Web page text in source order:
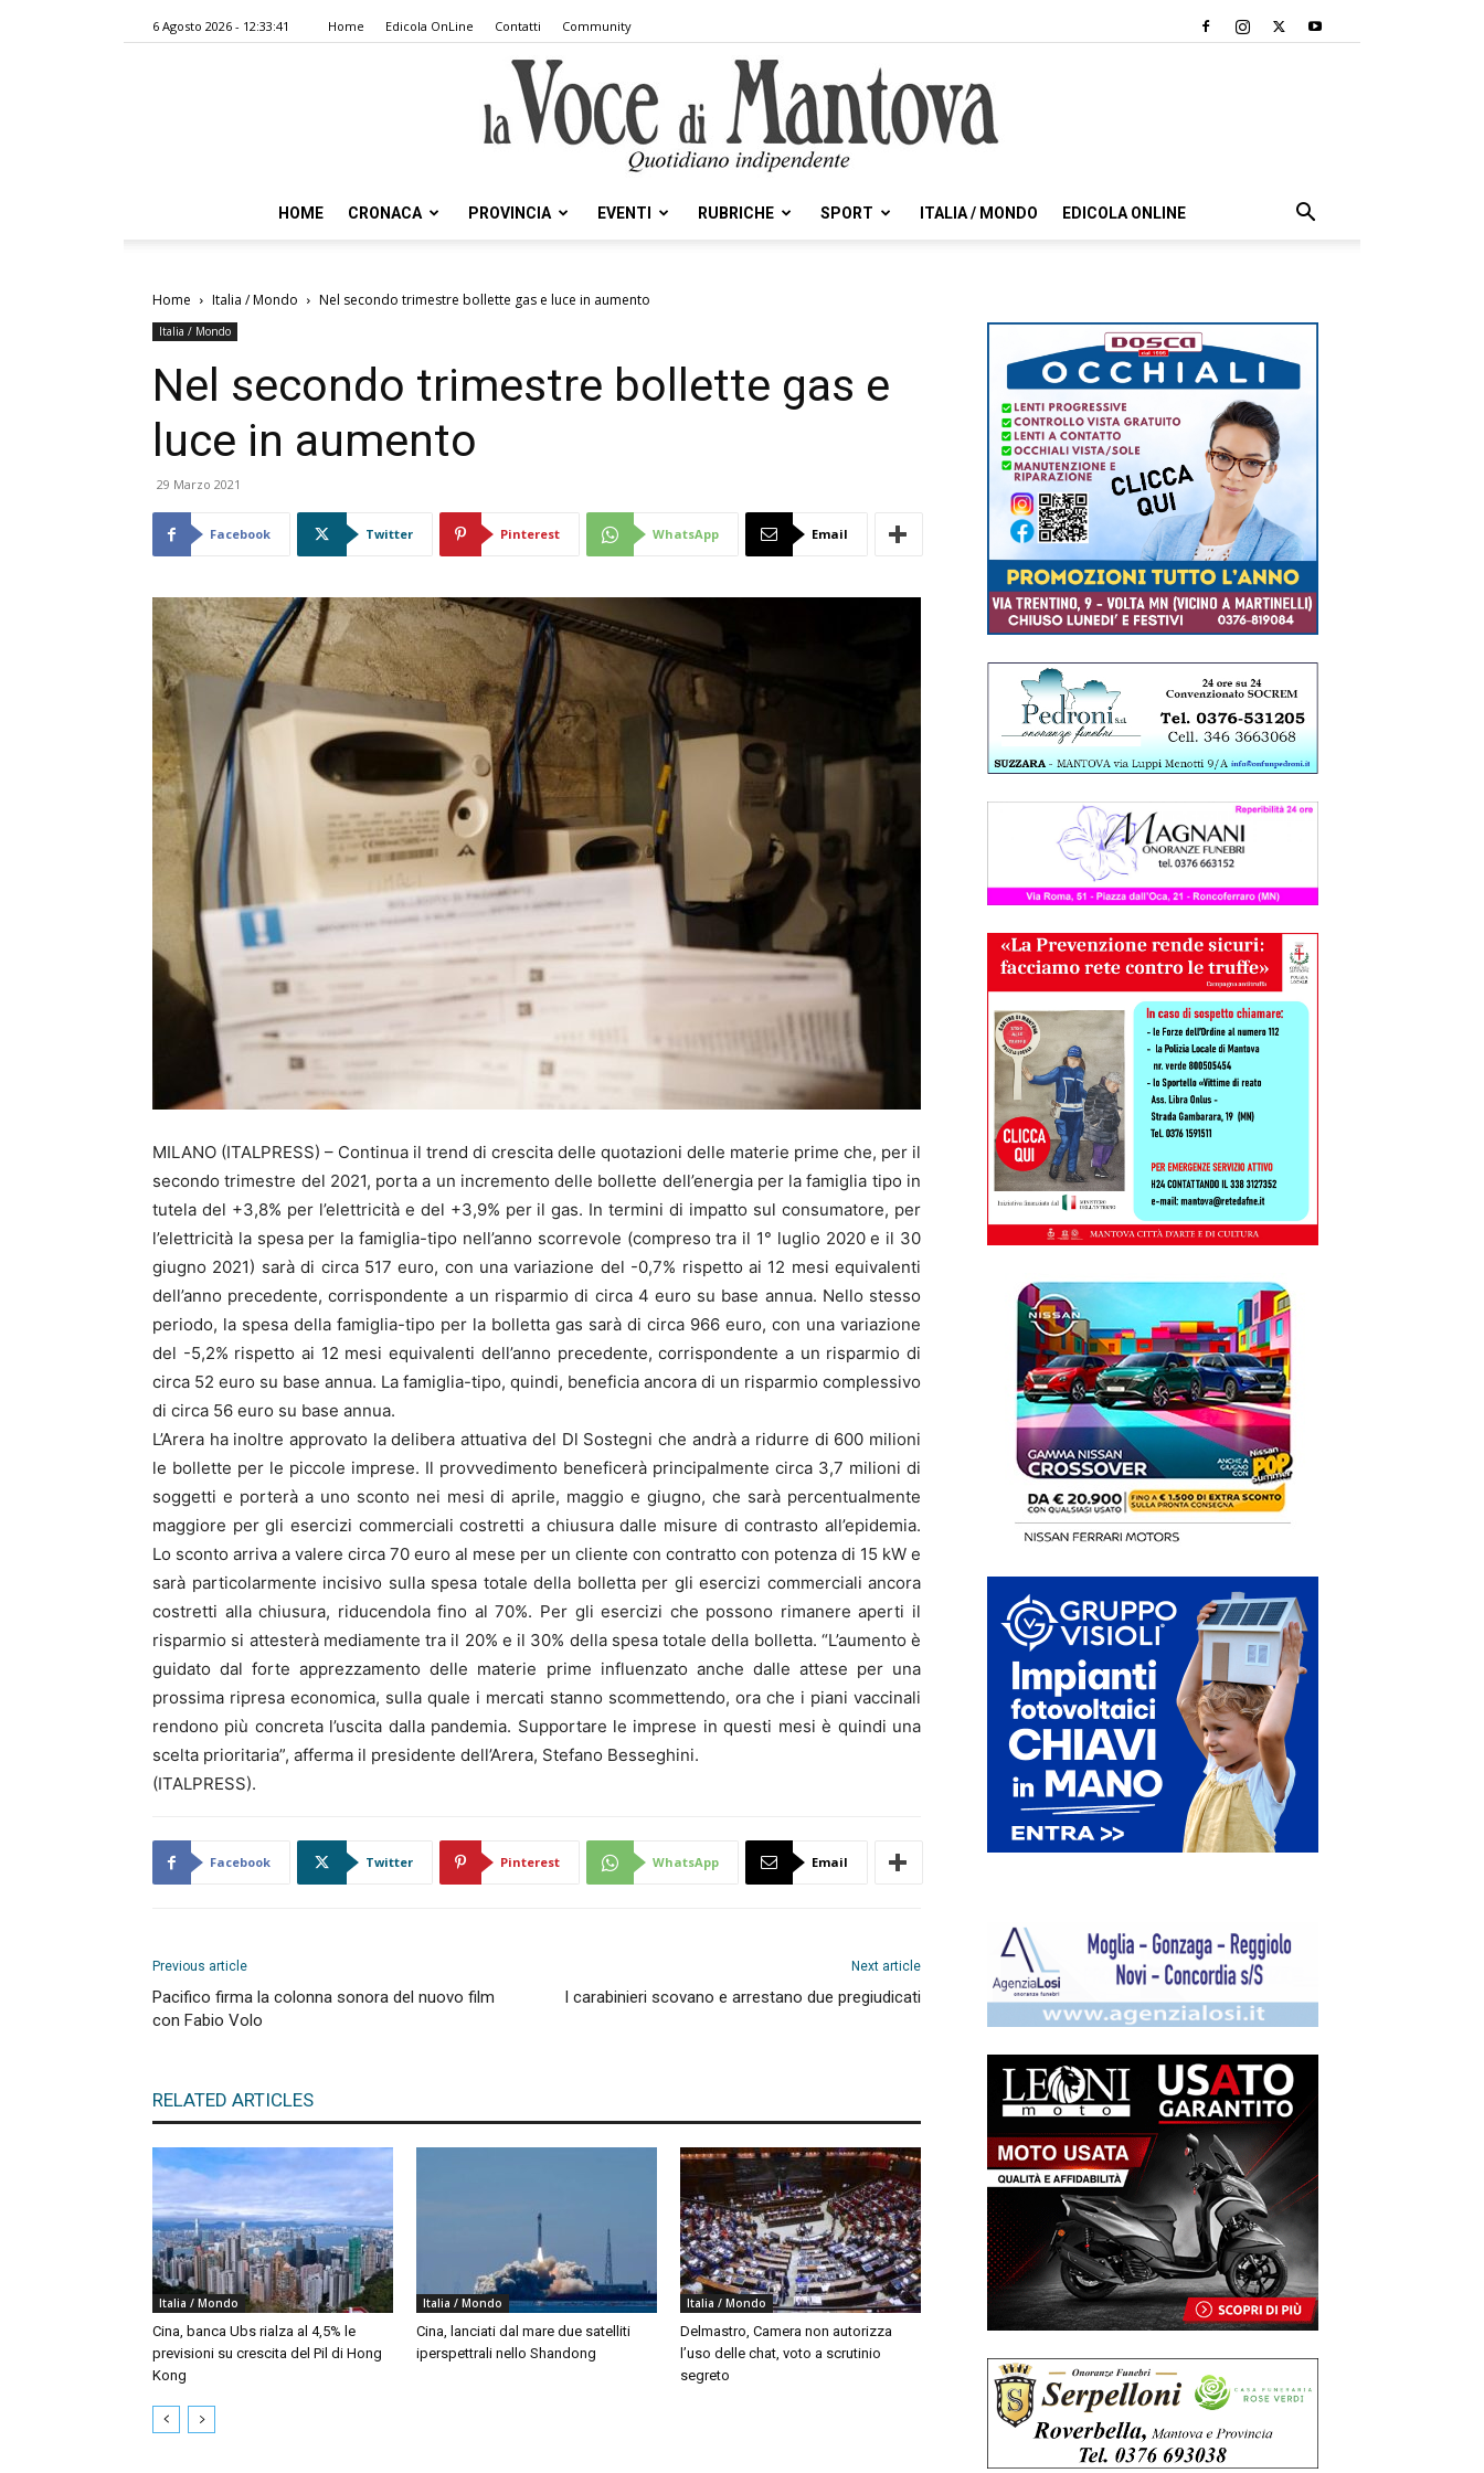
6 Agosto 2026 - 12:33:41 Home Edicola OnLine Contatti Community
Voce
HOME CRONACA PROVINCIA EVENTI RUBRICHE SPORT ITALIA / MONDO EDICOLA ONLINE
Home Italia / Mondo Nel secondo trimestre bollette gas e luce in aumento
Italia / Mondo
Nel secondo trimestre bollette gas e
luce in aumento
29 Marzo 2021
Facebook Twitter Pinterest WhatsApp Email
MILANO (ITALPRESS) – Continua il trend di crescita delle quotazioni delle materie prime che, per il
secondo trimestre del 2021, porta a un incremento delle bollette dell’energia per la famiglia tipo in
tutela del +3,8% per l’elettricità e del +3,9% per il gas. In termini di impatto sul consumatore, per
l’elettricità la spesa per la famiglia-tipo nell’anno scorrevole (compreso tra il 1° luglio 2020 e il 30
giugno 2021) sarà di circa 517 euro, con una variazione del -0,7% rispetto ai 12 mesi equivalenti
dell’anno precedente, corrispondente a un risparmio di circa 4 euro su base annua. Nello stesso
periodo, la spesa della famiglia-tipo per la bolletta gas sarà di circa 966 euro, con una variazione
del -5,2% rispetto ai 12 mesi equivalenti dell’anno precedente, corrispondente a un risparmio di
circa 52 euro su base annua. La famiglia-tipo, quindi, beneficia ancora di un risparmio complessivo
di circa 56 euro su base annua.
L’Arera ha inoltre approvato la delibera attuativa del Dl Sostegni che andrà a ridurre di 600 milioni
le bollette per le piccole imprese. Il provvedimento beneficerà principalmente circa 3,7 milioni di
soggetti e porterà a uno sconto nei mesi di aprile, maggio e giugno, che sarà percentualmente
maggiore per gli esercizi commerciali costretti a chiusura dalle misure di contrasto all’epidemia.
Lo sconto arriva a valere circa 70 euro al mese per un cliente con contratto con potenza di 15 kW e
sarà particolarmente incisivo sulla spesa totale della bolletta per gli esercizi commerciali ancora
costretti alla chiusura, riducendola fino al 70%. Per gli esercizi che possono rimanere aperti il
risparmio si attesterà mediamente tra il 20% e il 30% della spesa totale della bolletta. “L’aumento è
guidato dal forte apprezzamento delle materie prime influenzato anche dalle attese per una
prossima ripresa economica, sulla quale i mercati stanno scommettendo, ora che i piani vaccinali
rendono più concreta l’uscita dalla pandemia. Supportare le imprese in questi mesi è quindi una
scelta prioritaria”, afferma il presidente dell’Arera, Stefano Besseghini.
(ITALPRESS).
Facebook Twitter Pinterest WhatsApp Email
Previous article
Pacifico firma la colonna sonora del nuovo film
con Fabio Volo
Next article
I carabinieri scovano e arrestano due pregiudicati
RELATED ARTICLES
Italia / Mondo
Cina, banca Ubs rialza al 4,5% le
previsioni su crescita del Pil di Hong
Kong
Italia / Mondo
Cina, lanciati dal mare due satelliti
iperspettrali nello Shandong
Italia / Mondo
Delmastro, Camera non autorizza
l’uso delle chat, voto a scrutinio
segreto